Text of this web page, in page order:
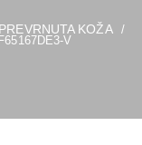
KOŽA
/
V